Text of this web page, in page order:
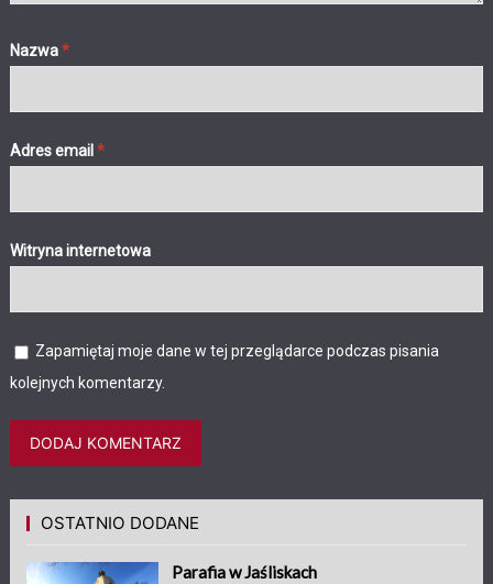
Nazwa*
Adres email *
Witryna internetowa
Zapamiętaj moje dane w tej przeglądarce podczas pisania
kolejnych komentarzy.
OSTATNIO DODANE
Parafia w Jaśliskach